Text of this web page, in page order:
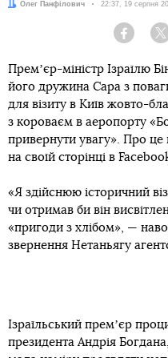
Автор:
Олег Панфілович Дата:
22:37, 19 серпня
Премʼєр-міністр Ізраїлю
його дружина Сара з
для візиту в Київ жовто-
з короваєм в аеропорту
привернути увагу». Про це
на своїй сторінці в
«Я здійснюю історичний
чи отримав би він
«пригоди з хлібом», —
звернення Нетаньягу
Ізраїльський премʼєр
президента Андрія